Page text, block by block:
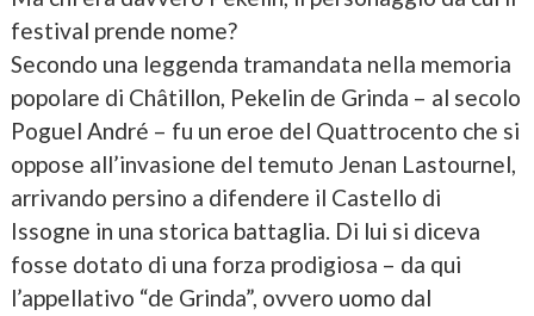
festival prende nome?
Secondo una leggenda tramandata nella memoria
popolare di Châtillon, Pekelin de Grinda – al secolo
Poguel André – fu un eroe del Quattrocento che si
oppose all’invasione del temuto Jenan Lastournel,
arrivando persino a difendere il Castello di
Issogne in una storica battaglia. Di lui si diceva
fosse dotato di una forza prodigiosa – da qui
l’appellativo “de Grinda”, ovvero uomo dal